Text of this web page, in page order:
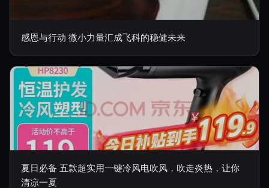
感恩与行动 微小力量汇成飞科的稳健未来
夏日必备 五款超实用一键冷风电吹风，吹走炎热，让你
清凉一夏